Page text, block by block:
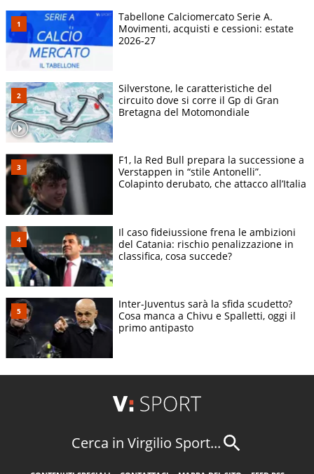
Tabellone Calciomercato Serie A.
Movimenti, acquisti e cessioni: estate
2026-27
Silverstone, le caratteristiche del
circuito dove si corre il Gp di Gran
Bretagna del Motomondiale
F1, la Red Bull prepara la successione a
Verstappen in “stile Antonelli”.
Colapinto derubato, che attacco all’Italia
Il caso fideiussione frena le ambizioni
del Catania: rischio penalizzazione in
classifica, cosa succede?
Inter-Juventus sarà la sfida scudetto?
Cosa manca a Chivu e Spalletti, oggi il
primo antipasto
Cerca in Virgilio Sport...